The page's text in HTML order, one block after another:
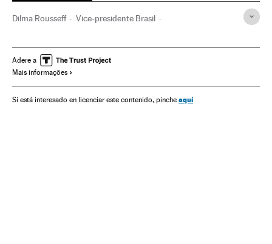
Dilma Rousseff Vice-presidente Brasil
Presidente Brasil Presidência Brasil
Governo Brasil
Michel Temer Senado Federal Votação parlamentar
Adere a
Mais informações
Si está interesado en licenciar este contenido, pinche aquí